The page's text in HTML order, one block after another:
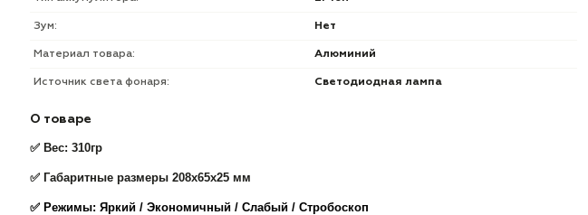
Зум: Нет
Материал товара: Алюминий
Источник света фонаря: Светодиодная лампа
О товаре
✅ Вес: 310гр
✅ Габаритные размеры 208х65х25 мм
✅ Режимы: Яркий / Экономичный / Слабый / Стробоскоп